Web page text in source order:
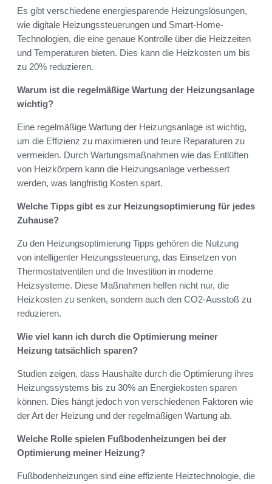
Es gibt verschiedene energiesparende Heizungslösungen,
wie digitale Heizungssteuerungen und Smart-Home-
Technologien, die eine genaue Kontrolle über die Heizzeiten
und Temperaturen bieten. Dies kann die Heizkosten um bis
zu 20% reduzieren.
Warum ist die regelmäßige Wartung der Heizungsanlage
wichtig?
Eine regelmäßige Wartung der Heizungsanlage ist wichtig,
um die Effizienz zu maximieren und teure Reparaturen zu
vermeiden. Durch Wartungsmaßnahmen wie das Entlüften
von Heizkörpern kann die Heizungsanlage verbessert
werden, was langfristig Kosten spart.
Welche Tipps gibt es zur Heizungsoptimierung für jedes
Zuhause?
Zu den Heizungsoptimierung Tipps gehören die Nutzung
von intelligenter Heizungssteuerung, das Einsetzen von
Thermostatventilen und die Investition in moderne
Heizsysteme. Diese Maßnahmen helfen nicht nur, die
Heizkosten zu senken, sondern auch den CO2-Ausstoß zu
reduzieren.
Wie viel kann ich durch die Optimierung meiner
Heizung tatsächlich sparen?
Studien zeigen, dass Haushalte durch die Optimierung ihres
Heizungssystems bis zu 30% an Energiekosten sparen
können. Dies hängt jedoch von verschiedenen Faktoren wie
der Art der Heizung und der regelmäßigen Wartung ab.
Welche Rolle spielen Fußbodenheizungen bei der
Optimierung meiner Heizung?
Fußbodenheizungen sind eine effiziente Heiztechnologie, die